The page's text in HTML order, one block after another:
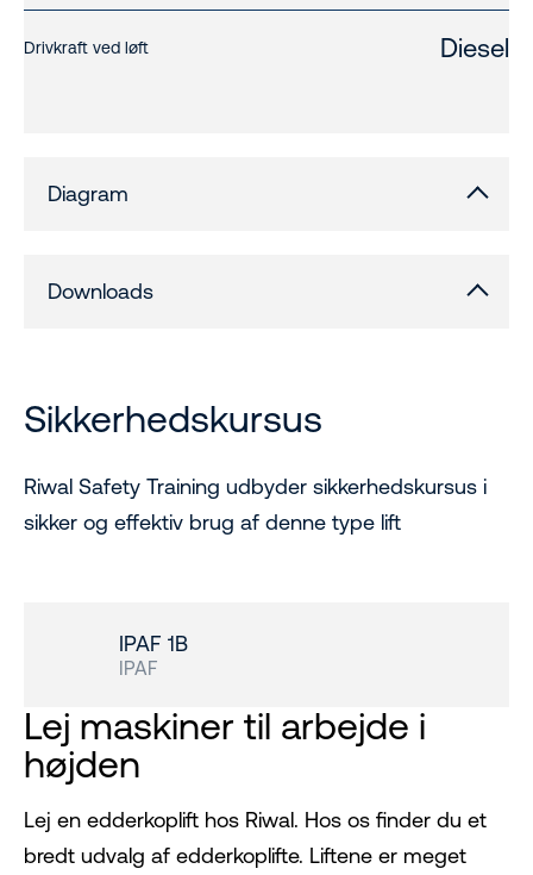
Drivkraft ved løft Diesel
Diagram
Downloads
Sikkerhedskursus
Riwal Safety Training udbyder sikkerhedskursus i
sikker og effektiv brug af denne type lift
IPAF 1B
IPAF
Lej maskiner til arbejde i
højden
Lej en edderkoplift hos Riwal. Hos os finder du et
bredt udvalg af edderkoplifte. Liftene er meget